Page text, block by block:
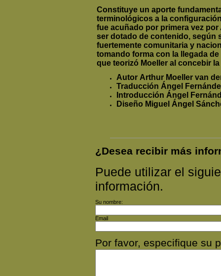
Constituye un aporte
terminológicos a la
fue acuñado por primera vez
ser dotado de contenido, según
fuertemente comunitaria y
tomando forma con la llegada
que teorizó Moeller al concebir
Autor Arthur Moeller van
Traducción Ángel
Introducción Ángel
Diseño Miguel Ángel
¿Desea recibir más
Puede utilizar el
información.
Su nombre:
Email
Por favor, especifique su